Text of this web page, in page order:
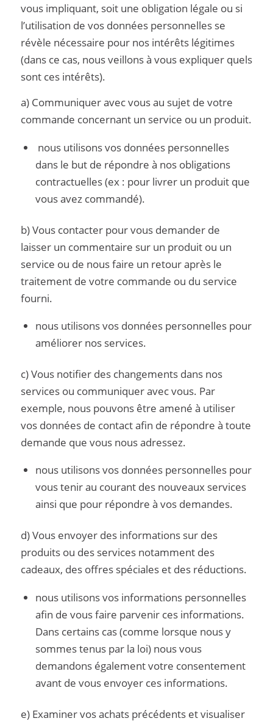
vous impliquant, soit une obligation légale ou si
l’utilisation de vos données personnelles se
révèle nécessaire pour nos intérêts légitimes
(dans ce cas, nous veillons à vous expliquer quels
sont ces intérêts).
a) Communiquer avec vous au sujet de votre
commande concernant un service ou un produit.
nous utilisons vos données personnelles
dans le but de répondre à nos obligations
contractuelles (ex : pour livrer un produit que
vous avez commandé).
b) Vous contacter pour vous demander de
laisser un commentaire sur un produit ou un
service ou de nous faire un retour après le
traitement de votre commande ou du service
fourni.
nous utilisons vos données personnelles pour
améliorer nos services.
c) Vous notifier des changements dans nos
services ou communiquer avec vous. Par
exemple, nous pouvons être amené à utiliser
vos données de contact afin de répondre à toute
demande que vous nous adressez.
nous utilisons vos données personnelles pour
vous tenir au courant des nouveaux services
ainsi que pour répondre à vos demandes.
d) Vous envoyer des informations sur des
produits ou des services notamment des
cadeaux, des offres spéciales et des réductions.
nous utilisons vos informations personnelles
afin de vous faire parvenir ces informations.
Dans certains cas (comme lorsque nous y
sommes tenus par la loi) nous vous
demandons également votre consentement
avant de vous envoyer ces informations.
e) Examiner vos achats précédents et visualiser